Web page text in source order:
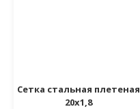
Сетка стальная плетеная
20х1,8